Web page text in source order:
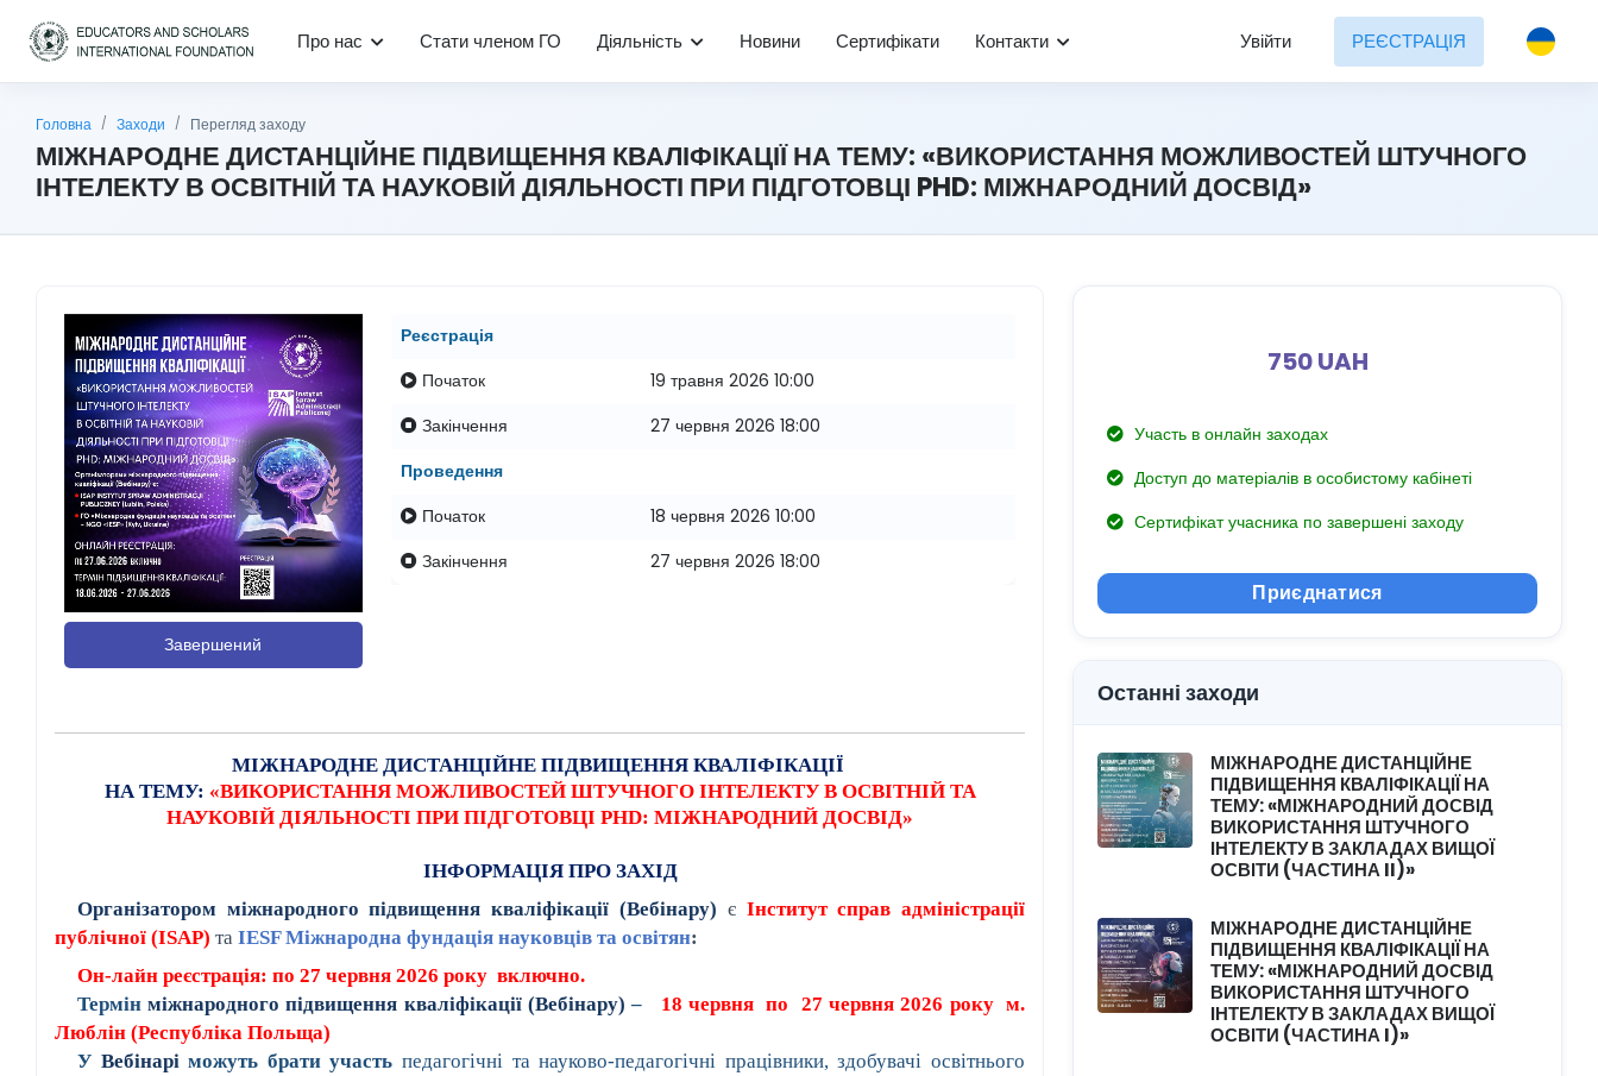
Про нас Стати членом ГО Діяльність Новини Сертифікати Контакти Увійти РЕЄСТРАЦІЯ
Головна Заходи Перегляд заходу
МІЖНАРОДНЕ ДИСТАНЦІЙНЕ ПІДВИЩЕННЯ КВАЛІФІКАЦІЇ НА ТЕМУ: «ВИКОРИСТАННЯ МОЖЛИВОСТЕЙ ШТУЧНОГО
ІНТЕЛЕКТУ В ОСВІТНІЙ ТА НАУКОВІЙ ДІЯЛЬНОСТІ ПРИ ПІДГОТОВЦІ PHD: МІЖНАРОДНИЙ ДОСВІД»
Завершений
Реєстрація
Початок
19 травня 2026 10:00
Закінчення
27 червня 2026 18:00
Проведення
Початок
18 червня 2026 10:00
Закінчення
27 червня 2026 18:00
МІЖНАРОДНЕ ДИСТАНЦІЙНЕ ПІДВИЩЕННЯ КВАЛІФІКАЦІЇ
НА ТЕМУ: «ВИКОРИСТАННЯ МОЖЛИВОСТЕЙ ШТУЧНОГО ІНТЕЛЕКТУ В ОСВІТНІЙ ТА
НАУКОВІЙ ДІЯЛЬНОСТІ ПРИ ПІДГОТОВЦІ PHD: МІЖНАРОДНИЙ ДОСВІД»
ІНФОРМАЦІЯ ПРО ЗАХІД
Організатором міжнародного підвищення кваліфікації (Вебінару) є Інститут справ адміністрації
публічної (ISAP) та IESF Міжнародна фундація науковців та освітян:
Он-лайн реєстрація: по 27 червня 2026 року включно.
Термінміжнародного підвищення кваліфікації (Вебінару)– 18 червня по 27 червня 2026 року м.
Люблін (Республіка Польща)
У Вебінарі можуть брати участь педагогічні та науково-педагогічні працівники, здобувачі освітнього
750 UAH
Участь в онлайн заходах
Доступ до матеріалів в особистому кабінеті
Сертифікат учасника по завершені заходу
Приєднатися
Останні заходи
МІЖНАРОДНЕ ДИСТАНЦІЙНЕ
ПІДВИЩЕННЯ КВАЛІФІКАЦІЇ НА
ТЕМУ: «МІЖНАРОДНИЙ ДОСВІД
ВИКОРИСТАННЯ ШТУЧНОГО
ІНТЕЛЕКТУ В ЗАКЛАДАХ ВИЩОЇ
ОСВІТИ (ЧАСТИНА II)»
МІЖНАРОДНЕ ДИСТАНЦІЙНЕ
ПІДВИЩЕННЯ КВАЛІФІКАЦІЇ НА
ТЕМУ: «МІЖНАРОДНИЙ ДОСВІД
ВИКОРИСТАННЯ ШТУЧНОГО
ІНТЕЛЕКТУ В ЗАКЛАДАХ ВИЩОЇ
ОСВІТИ (ЧАСТИНА I)»